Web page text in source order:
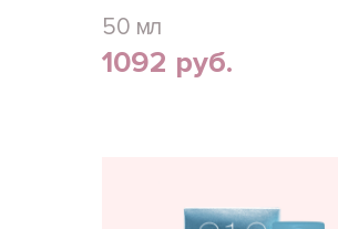
50 мл
1092 руб.